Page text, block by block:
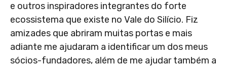
e outros inspiradores integrantes do forte
ecossistema que existe no Vale do Silício. Fiz
amizades que abriram muitas portas e mais
adiante me ajudaram a identificar um dos meus
sócios-fundadores, além de me ajudar também a